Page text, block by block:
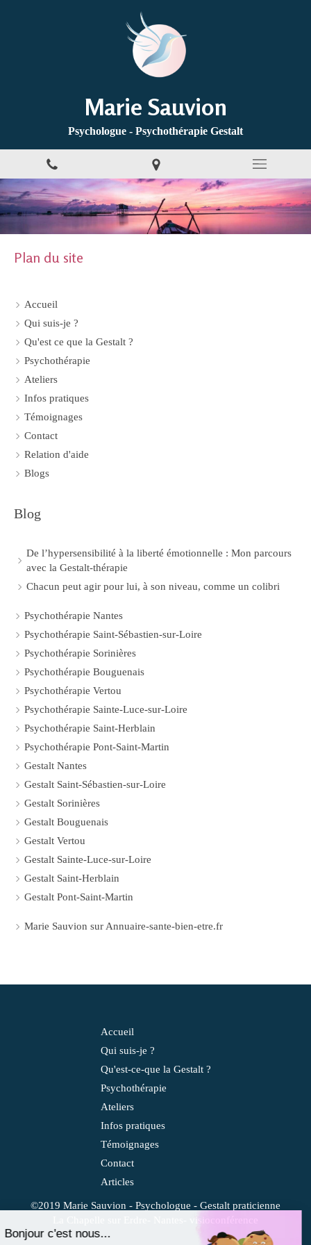
Marie Sauvion
Psychologue - Psychothérapie Gestalt
Plan du site
Accueil
Qui suis-je ?
Qu'est ce que la Gestalt ?
Psychothérapie
Ateliers
Infos pratiques
Témoignages
Contact
Relation d'aide
Blogs
Blog
De l’hypersensibilité à la liberté émotionnelle : Mon parcours
avec la Gestalt-thérapie
Chacun peut agir pour lui, à son niveau, comme un colibri
Psychothérapie Nantes
Psychothérapie Saint-Sébastien-sur-Loire
Psychothérapie Sorinières
Psychothérapie Bouguenais
Psychothérapie Vertou
Psychothérapie Sainte-Luce-sur-Loire
Psychothérapie Saint-Herblain
Psychothérapie Pont-Saint-Martin
Gestalt Nantes
Gestalt Saint-Sébastien-sur-Loire
Gestalt Sorinières
Gestalt Bouguenais
Gestalt Vertou
Gestalt Sainte-Luce-sur-Loire
Gestalt Saint-Herblain
Gestalt Pont-Saint-Martin
Marie Sauvion sur Annuaire-sante-bien-etre.fr
Accueil
Qui suis-je ?
Qu'est-ce-que la Gestalt ?
Psychothérapie
Ateliers
Infos pratiques
Témoignages
Contact
Articles
©2019 Marie Sauvion - Psychologue - Gestalt praticienne